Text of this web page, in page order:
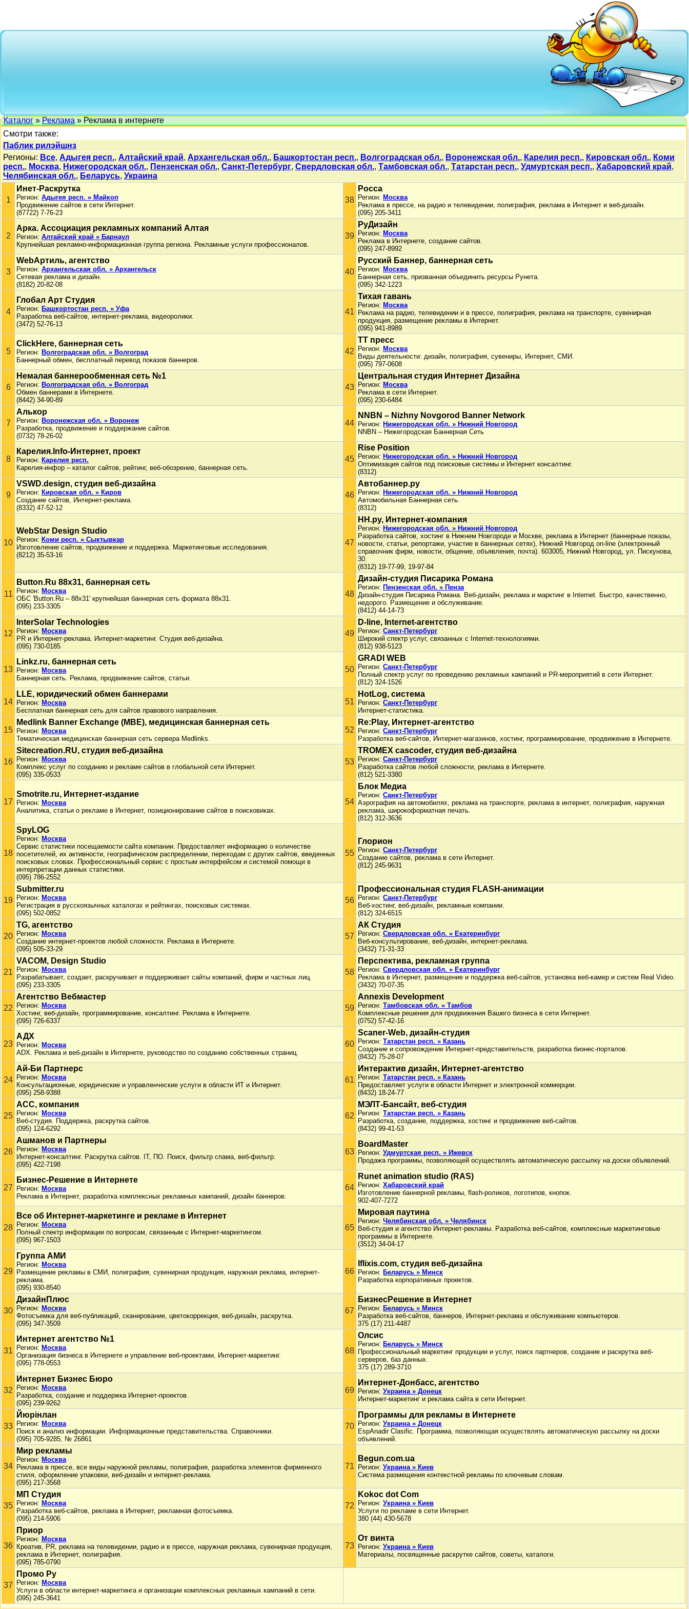
Каталог » Реклама » Реклама в интернете
Смотри также:
Паблик рилэйшнз
Регионы: Все, Адыгея респ., Алтайский край, Архангельская обл., Башкортостан респ., Волгоградская обл., Воронежская обл., Карелия респ., Кировская обл., Коми
респ., Москва, Нижегородская обл., Пензенская обл., Санкт-Петербург, Свердловская обл., Тамбовская обл., Татарстан респ., Удмуртская респ., Хабаровский край,
Челябинская обл., Беларусь, Украина
1
Инет-Раскрутка
Регион: Адыгея респ. » Майкоп
Продвижение сайтов в сети Интернет.
(87722) 7-76-23
38
Росса
Регион: Москва
Реклама в прессе, на радио и телевидении, полиграфия, реклама в Интернет и веб-дизайн.
(095) 205-3411
2
Арка. Ассоциация рекламных компаний Алтая
Регион: Алтайский край » Барнаул
Крупнейшая рекламно-информационная группа региона. Рекламные услуги профессионалов.
39
РуДизайн
Регион: Москва
Реклама в Интернете, создание сайтов.
(095) 247-8992
3
WebАртиль, агентство
Регион: Архангельская обл. » Архангельск
Сетевая реклама и дизайн.
(8182) 20-82-08
40
Русский Баннер, баннерная сеть
Регион: Москва
Баннерная сеть, призванная объединить ресурсы Рунета.
(095) 342-1223
4
Глобал Арт Студия
Регион: Башкортостан респ. » Уфа
Разработка веб-сайтов, интернет-реклама, видеоролики.
(3472) 52-76-13
41
Тихая гавань
Регион: Москва
Реклама на радио, телевидении и в прессе, полиграфия, реклама на транспорте, сувенирная
продукция, размещение рекламы в Интернет.
(095) 941-8989
5
ClickHere, баннерная сеть
Регион: Волгоградская обл. » Волгоград
Баннерный обмен, бесплатный перевод показов баннеров.
42
ТТ пресс
Регион: Москва
Виды деятельности: дизайн, полиграфия, сувениры, Интернет, СМИ.
(095) 797-0608
6
Немалая баннерообменная сеть №1
Регион: Волгоградская обл. » Волгоград
Обмен баннерами в Интернете.
(8442) 34-90-89
43
Центральная студия Интернет Дизайна
Регион: Москва
Реклама в сети Интернет.
(095) 230-6484
7
Алькор
Регион: Воронежская обл. » Воронеж
Разработка, продвижение и поддержание сайтов.
(0732) 78-26-02
44
NNBN – Nizhny Novgorod Banner Network
Регион: Нижегородская обл. » Нижний Новгород
NNBN – Нижегородская Баннерная Сеть
8
Карелия.Info-Интернет, проект
Регион: Карелия респ.
Карелия-инфор – каталог сайтов, рейтинг, веб-обозрение, баннерная сеть.
45
Rise Position
Регион: Нижегородская обл. » Нижний Новгород
Оптимизация сайтов под поисковые системы и Интернет консалтинг.
(8312)
9
VSWD.design, студия веб-дизайна
Регион: Кировская обл. » Киров
Создание сайтов, Интернет-реклама.
(8332) 47-52-12
46
Автобаннер.ру
Регион: Нижегородская обл. » Нижний Новгород
Автомобильная Баннерная сеть.
(8312)
10
WebStar Design Studio
Регион: Коми респ. » Сыктывкар
Изготовление сайтов, продвижение и поддержка. Маркетинговые исследования.
(8212) 35-53-16
47
НН.ру, Интернет-компания
Регион: Нижегородская обл. » Нижний Новгород
Разработка сайтов, хостинг в Нижнем Новгороде и Москве, реклама в Интернет (баннерные показы,
новости, статьи, репортажи, участие в баннерных сетях), Нижний Новгород on-line (электронный
справочник фирм, новости, общение, объявления, почта). 603005, Нижний Новгород, ул. Пискунова,
30.
(8312) 19-77-99, 19-97-84
11
Button.Ru 88x31, баннерная сеть
Регион: Москва
ОБС 'Button.Ru – 88x31' крупнейшая баннерная сеть формата 88x31.
(095) 233-3305
48
Дизайн-студия Писарика Романа
Регион: Пензенская обл. » Пенза
Дизайн-студия Писарика Романа. Веб-дизайн, реклама и марктинг в Internet. Быстро, качественно,
недорого. Размещение и обслуживание.
(8412) 44-14-73
12
InterSolar Technologies
Регион: Москва
PR и Интернет-реклама. Интернет-маркетинг. Студия веб-дизайна.
(095) 730-0185
49
D-line, Internet-агентство
Регион: Санкт-Петербург
Широкий спектр услуг, связанных с Internet-технологиями.
(812) 938-5123
13
Linkz.ru, баннерная сеть
Регион: Москва
Баннерная сеть. Реклама, продвижение сайтов, статьи.
50
GRADI WEB
Регион: Санкт-Петербург
Полный спектр услуг по проведению рекламных кампаний и PR-мероприятий в сети Интернет.
(812) 324-1526
14
LLE, юридический обмен баннерами
Регион: Москва
Бесплатная баннерная сеть для сайтов правового направления.
51
HotLog, система
Регион: Санкт-Петербург
Интернет-статистика.
15
Medlink Banner Exchange (MBE), медицинская баннерная сеть
Регион: Москва
Тематическая медицинская баннерная сеть сервера Medlinks.
52
Re:Play, Интернет-агентство
Регион: Санкт-Петербург
Разработка веб-сайтов, Интернет-магазинов, хостинг, программирование, продвижение в Интернете.
16
Sitecreation.RU, студия веб-дизайна
Регион: Москва
Комплекс услуг по созданию и рекламе сайтов в глобальной сети Интернет.
(095) 335-0533
53
TROMEX cascoder, студия веб-дизайна
Регион: Санкт-Петербург
Разработка сайтов любой сложности, реклама в Интернете.
(812) 521-3380
17
Smotrite.ru, Интернет-издание
Регион: Москва
Аналитика, статьи о рекламе в Интернет, позиционирование сайтов в поисковиках.
54
Блок Медиа
Регион: Санкт-Петербург
Аэрография на автомобилях, реклама на транспорте, реклама в интернет, полиграфия, наружная
реклама, широкоформатная печать.
(812) 312-3636
18
SpyLOG
Регион: Москва
Сервис статистики посещаемости сайта компании. Предоставляет информацию о количестве
посетителей, их активности, географическом распределении, переходам с других сайтов, введенных
поисковых словах. Профессиональный сервис с простым интерфейсом и системой помощи в
интерпретации данных статистики.
(095) 786-2552
55
Глорион
Регион: Санкт-Петербург
Создание сайтов, реклама в сети Интернет.
(812) 245-9631
19
Submitter.ru
Регион: Москва
Регистрация в русскоязычных каталогах и рейтингах, поисковых системах.
(095) 502-0852
56
Профессиональная студия FLASH-анимации
Регион: Санкт-Петербург
Веб-хостинг, веб-дизайн, рекламные компании.
(812) 324-6515
20
TG, агентство
Регион: Москва
Создание интернет-проектов любой сложности. Реклама в Интернете.
(095) 505-33-29
57
АК Студия
Регион: Свердловская обл. » Екатеринбург
Веб-консультирование, веб-дизайн, интернет-реклама.
(3432) 71-31-33
21
VACOM, Design Studio
Регион: Москва
Разрабатывает, создает, раскручивает и поддерживает сайты компаний, фирм и частных лиц.
(095) 233-3305
58
Перспектива, рекламная группа
Регион: Свердловская обл. » Екатеринбург
Реклама в Интернет, размещение и поддержка веб-сайтов, установка веб-камер и систем Real Video.
(3432) 70-07-35
22
Агентство Вебмастер
Регион: Москва
Хостинг, веб-дизайн, программирование, консалтинг. Реклама в Интернете.
(095) 726-6337
59
Annexis Development
Регион: Тамбовская обл. » Тамбов
Комплексные решения для продвижения Вашего бизнеса в сети Интернет.
(0752) 57-42-16
23
АДХ
Регион: Москва
ADX. Реклама и веб-дизайн в Интернете, руководство по созданию собственных страниц.
60
Scaner-Web, дизайн-студия
Регион: Татарстан респ. » Казань
Создание и сопровождение Интернет-представительств, разработка бизнес-порталов.
(8432) 75-28-07
24
Ай-Би Партнерс
Регион: Москва
Консультационные, юридические и управленческие услуги в области ИТ и Интернет.
(095) 258-9388
61
Интерактив дизайн, Интернет-агентство
Регион: Татарстан респ. » Казань
Предоставляет услуги в области Интернет и электронной коммерции.
(8432) 18-24-77
25
АСС, компания
Регион: Москва
Веб-студия. Поддержка, раскрутка сайтов.
(095) 124-6292
62
МЭЛТ-Бансайт, веб-студия
Регион: Татарстан респ. » Казань
Разработка, создание, поддержка, хостинг и продвижение веб-сайтов.
(8432) 99-41-53
26
Ашманов и Партнеры
Регион: Москва
Интернет-консалтинг. Раскрутка сайтов. IT, ПО. Поиск, фильтр спама, веб-фильтр.
(095) 422-7198
63
BoardMaster
Регион: Удмуртская респ. » Ижевск
Продажа программы, позволяющей осуществлять автоматическую рассылку на доски объявлений.
27
Бизнес-Решение в Интернете
Регион: Москва
Реклама в Интернет, разработка комплексных рекламных кампаний, дизайн баннеров.
64
Runet animation studio (RAS)
Регион: Хабаровский край
Изготовление баннерной рекламы, flash-роликов, логотипов, кнопок.
902-407-7272
28
Все об Интернет-маркетинге и рекламе в Интернет
Регион: Москва
Полный спектр информации по вопросам, связанным с Интернет-маркетингом.
(095) 967-1503
65
Мировая паутина
Регион: Челябинская обл. » Челябинск
Веб-студия и агентство Интернет-рекламы. Разработка веб-сайтов, комплексные маркетинговые
программы в Интернете.
(3512) 34-04-17
29
Группа АМИ
Регион: Москва
Размещение рекламы в СМИ, полиграфия, сувенирная продукция, наружная реклама, интернет-
реклама.
(095) 930-8540
66
Iflixis.com, студия веб-дизайна
Регион: Беларусь » Минск
Разработка корпоративных проектов.
30
ДизайнПлюс
Регион: Москва
Фотосъемка для веб-публикаций, сканирование, цветокоррекция, веб-дизайн, раскрутка.
(095) 347-3509
67
БизнесРешение в Интернет
Регион: Беларусь » Минск
Разработка веб-сайтов, баннеров, Интернет-реклама и обслуживание компьютеров.
375 (17) 211-4487
31
Интернет агентство №1
Регион: Москва
Организация бизнеса в Интернете и управление веб-проектами, Интернет-маркетинг.
(095) 778-0553
68
Олсис
Регион: Беларусь » Минск
Профессиональный маркетинг продукции и услуг, поиск партнеров, создание и раскрутка веб-
серверов, баз данных.
375 (17) 289-3710
32
Интернет Бизнес Бюро
Регион: Москва
Разработка, создание и поддержка Интернет-проектов.
(095) 239-9262
69
Интернет-Донбасс, агентство
Регион: Украина » Донецк
Интернет-маркетинг и реклама сайта в сети Интернет.
33
Йюрiнлан
Регион: Москва
Поиск и анализ информации. Информационные представительства. Справочники.
(095) 705-9285, № 26861
70
Программы для рекламы в Интернете
Регион: Украина » Донецк
EspAnadir Clasific. Программа, позволяющая осуществлять автоматическую рассылку на доски
объявлений.
34
Мир рекламы
Регион: Москва
Реклама в прессе, все виды наружной рекламы, полиграфия, разработка элементов фирменного
стиля, оформление упаковки, веб-дизайн и интернет-реклама.
(095) 217-3568
71
Begun.com.ua
Регион: Украина » Киев
Система размещения контекстной рекламы по ключевым словам.
35
МП Студия
Регион: Москва
Разработка веб-сайтов, реклама в Интернет, рекламная фотосъемка.
(095) 214-5906
72
Kokoc dot Com
Регион: Украина » Киев
Услуги по рекламе в сети Интернет.
380 (44) 430-5678
36
Приор
Регион: Москва
Креатив, PR, реклама на телевидении, радио и в прессе, наружная реклама, сувенирная продукция,
реклама в Интернет, полиграфия.
(095) 785-0790
73
От винта
Регион: Украина » Киев
Материалы, посвященные раскрутке сайтов, советы, каталоги.
37
Промо Ру
Регион: Москва
Услуги в области интернет-маркетинга и организации комплексных рекламных кампаний в сети.
(095) 245-3641